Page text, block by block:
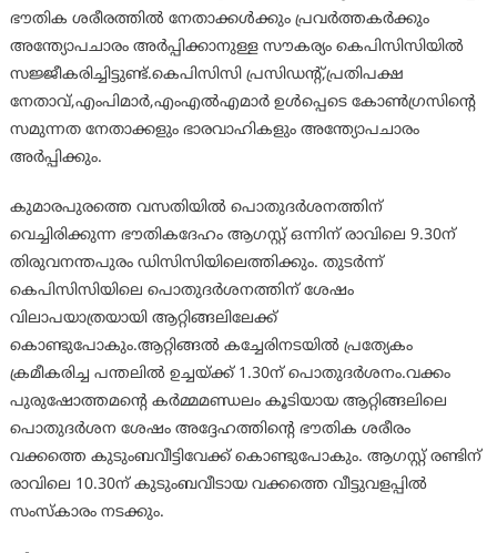
ഭൗതിക ശരീരത്തില്‍ നേതാക്കള്‍ക്കും പ്രവര്‍ത്തകര്‍ക്കും
അന്ത്യോപചാരം അര്‍പ്പിക്കാനുള്ള സൗകര്യം കെപിസിസിയില്‍
സജ്ജീകരിച്ചിട്ടുണ്ട്.കെപിസിസി പ്രസിഡന്റ്,പ്രതിപക്ഷ
നേതാവ്,എംപിമാര്‍,എംഎല്‍എമാര്‍ ഉള്‍പ്പെടെ കോണ്‍ഗ്രസിന്റെ
സമുന്നത നേതാക്കളും ഭാരവാഹികളും അന്ത്യോപചാരം
അര്‍പ്പിക്കും.
കുമാരപുരത്തെ വസതിയില്‍ പൊതുദര്‍ശനത്തിന്
വെച്ചിരിക്കുന്ന ഭൗതികദേഹം ആഗസ്റ്റ് ഒന്നിന് രാവിലെ 9.30ന്
തിരുവനന്തപുരം ഡിസിസിയിലെത്തിക്കും. തുടര്‍ന്ന്
കെപിസിസിയിലെ പൊതുദര്‍ശനത്തിന് ശേഷം
വിലാപയാത്രയായി ആറ്റിങ്ങലിലേക്ക്
കൊണ്ടുപോകും.ആറ്റിങ്ങല്‍ കച്ചേരിനടയില്‍ പ്രത്യേകം
ക്രമീകരിച്ച പന്തലില്‍ ഉച്ചയ്ക്ക് 1.30ന് പൊതുദര്‍ശനം.വക്കം
പുരുഷോത്തമന്റെ കര്‍മ്മമണ്ഡലം കൂടിയായ ആറ്റിങ്ങലിലെ
പൊതുദര്‍ശന ശേഷം അദ്ദേഹത്തിന്റെ ഭൗതിക ശരീരം
വക്കത്തെ കുടുംബവീട്ടിവേക്ക് കൊണ്ടുപോകും. ആഗസ്റ്റ് രണ്ടിന്
രാവിലെ 10.30ന് കുടുംബവീടായ വക്കത്തെ വീട്ടുവളപ്പില്‍
സംസ്‌കാരം നടക്കും.